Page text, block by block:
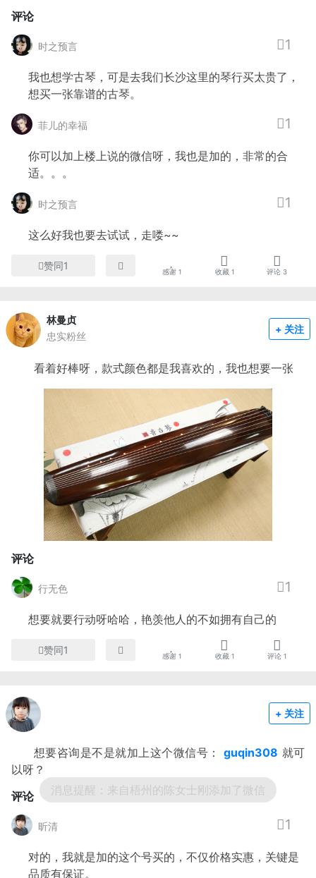
评论
时之预言 1
我也想学古琴，可是去我们长沙这里的琴行买太贵了，
想买一张靠谱的古琴。
菲儿的幸福 1
你可以加上楼上说的微信呀，我也是加的，非常的合
适。。。
时之预言 1
这么好我也要去试试，走喽~~
赞同1
感谢1 收藏 1 评论 3
林曼贞
忠实粉丝
+ 关注
看着好棒呀，款式颜色都是我喜欢的，我也想要一张
评论
行无色 1
想要就要行动呀哈哈，艳羡他人的不如拥有自己的
赞同1
感谢1 收藏 1 评论1
+ 关注
想要咨询是不是就加上这个微信号：guqin308 就可
以呀？
评论
昕清 1
对的，我就是加的这个号买的，不仅价格实惠，关键是
品质有保证。